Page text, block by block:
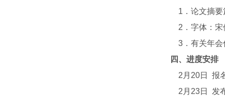
1．论文摘要篇
2．字体：宋体
3．有关年会信
四、进度安排
2月20日 报名
2月23日 发布